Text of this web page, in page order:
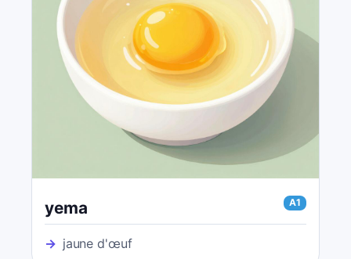
yema A1
→ jaune d'œuf